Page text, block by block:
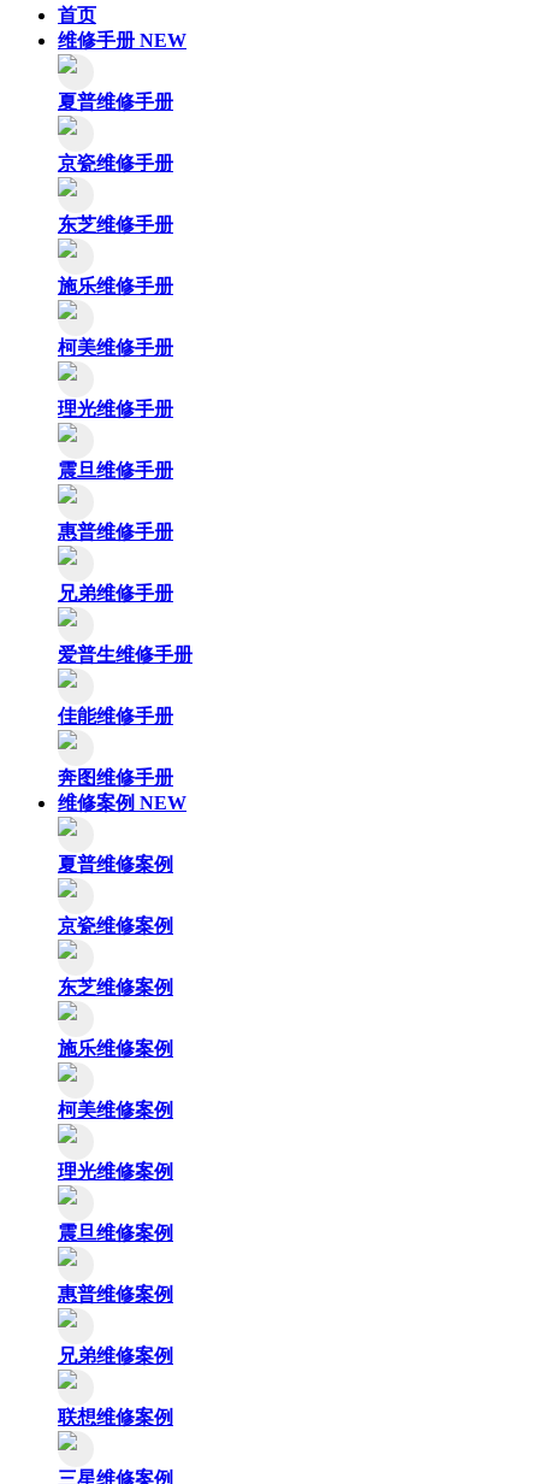
首页
维修手册 NEW
夏普维修手册
京瓷维修手册
东芝维修手册
施乐维修手册
柯美维修手册
理光维修手册
震旦维修手册
惠普维修手册
兄弟维修手册
爱普生维修手册
佳能维修手册
奔图维修手册
维修案例 NEW
夏普维修案例
京瓷维修案例
东芝维修案例
施乐维修案例
柯美维修案例
理光维修案例
震旦维修案例
惠普维修案例
兄弟维修案例
联想维修案例
三星维修案例